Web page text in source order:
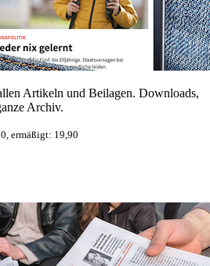
Artikeln und Beilagen. Downloads,
Archiv.
ermäßigt: 19,90